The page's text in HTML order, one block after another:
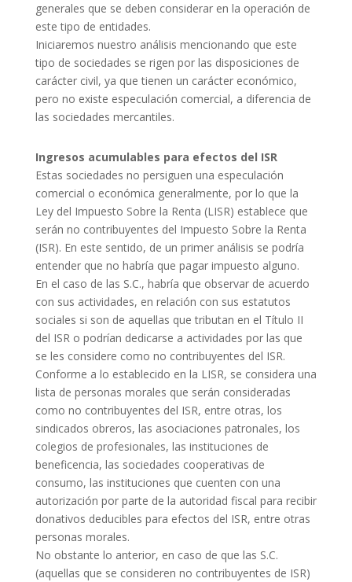
generales que se deben considerar en la operación de
este tipo de entidades.
Iniciaremos nuestro análisis mencionando que este
tipo de sociedades se rigen por las disposiciones de
carácter civil, ya que tienen un carácter económico,
pero no existe especulación comercial, a diferencia de
las sociedades mercantiles.
Ingresos acumulables para efectos del ISR
Estas sociedades no persiguen una especulación
comercial o económica generalmente, por lo que la
Ley del Impuesto Sobre la Renta (LISR) establece que
serán no contribuyentes del Impuesto Sobre la Renta
(ISR). En este sentido, de un primer análisis se podría
entender que no habría que pagar impuesto alguno.
En el caso de las S.C., habría que observar de acuerdo
con sus actividades, en relación con sus estatutos
sociales si son de aquellas que tributan en el Título II
del ISR o podrían dedicarse a actividades por las que
se les considere como no contribuyentes del ISR.
Conforme a lo establecido en la LISR, se considera una
lista de personas morales que serán consideradas
como no contribuyentes del ISR, entre otras, los
sindicados obreros, las asociaciones patronales, los
colegios de profesionales, las instituciones de
beneficencia, las sociedades cooperativas de
consumo, las instituciones que cuenten con una
autorización por parte de la autoridad fiscal para recibir
donativos deducibles para efectos del ISR, entre otras
personas morales.
No obstante lo anterior, en caso de que las S.C.
(aquellas que se consideren no contribuyentes de ISR)